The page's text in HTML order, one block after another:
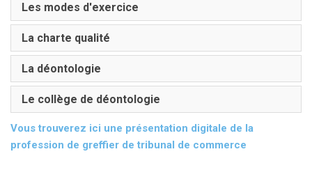
Les modes d'exercice
La charte qualité
La déontologie
Le collège de déontologie
Vous trouverez ici une présentation digitale de la
profession de greffier de tribunal de commerce